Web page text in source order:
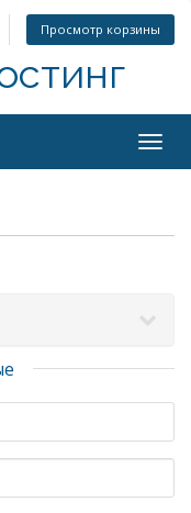
Просмотр корзины